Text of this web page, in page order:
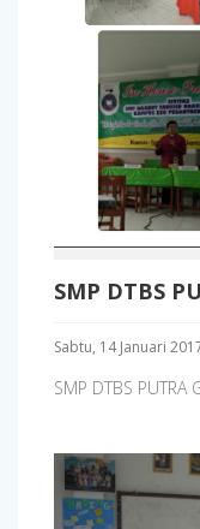
SMP DTBS
Sabtu, 14 Januari
SMP DTBS PUTRA